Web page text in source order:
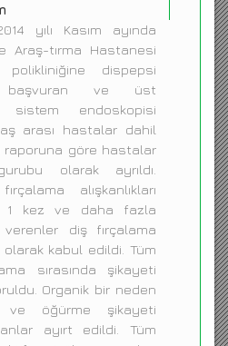
yılı Kasım ayında
Araş-tırma Hastanesi
polikliniğine dispepsi
ve üst
sistem endoskopisi
arası hastalar dahil
raporuna göre hastalar
olarak ayrıldı.
alışkanlıkları
1 kez ve daha fazla
diş fırçalama
olarak kabul edildi. Tüm
sırasında şikayeti
Organik bir neden
ve öğürme şikayeti
ayırt edildi. Tüm